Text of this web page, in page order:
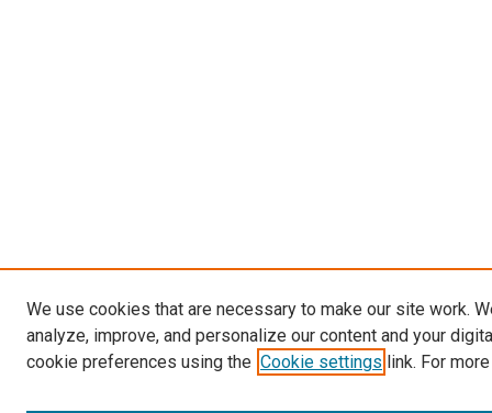
We use cookies that are necessary to make our site work.
analyze, improve, and personalize our content and your
cookie preferences using the Cookie settings link. For